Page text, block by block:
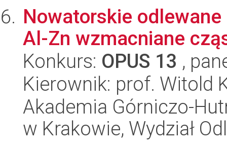
Nowatorskie
Al-Zn wzmacniane
Konkurs: OPUS 13 ,
Kierownik: prof. Witold
Akademia Górniczo-
w Krakowie, Wydział